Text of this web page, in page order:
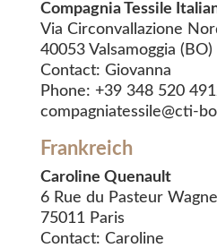
Compagnia Tessile
Via Circonvallazione
40053 Valsamoggia (BO)
Contact: Giovanna
Phone: +39 348 520
compagniatessile@cti-
Frankreich
Caroline Quenault
6 Rue du Pasteur
75011 Paris
Contact: Caroline